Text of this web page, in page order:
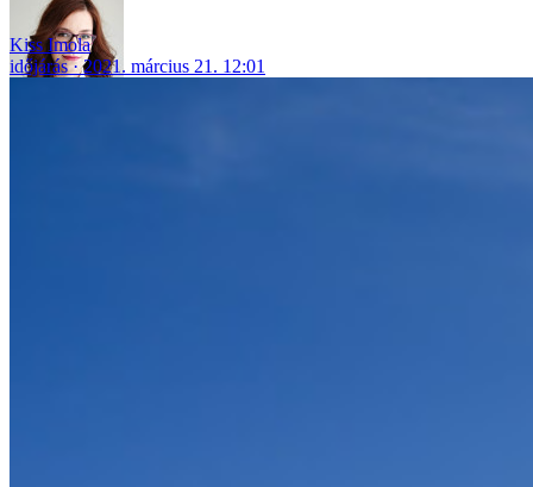
Kiss Imola
időjárás
2021. március 21. 12:01